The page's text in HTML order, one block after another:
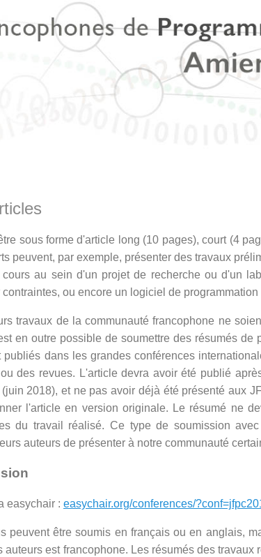
sous forme d'article long (10 pages), court (4
peuvent, par exemple, présenter des travaux
au sein d'un projet de recherche ou d'un
ou encore un logiciel de programmation
travaux de la communauté francophone ne
en outre possible de soumettre des résumés de
dans les grandes conférences
des revues. L'article devra avoir été publié
2018), et ne pas avoir déjà été présenté aux
l'article en version originale. Le résumé ne
du travail réalisé. Ce type de soumission
auteurs de présenter à notre communauté
easychair : easychair.org/conferences/
peuvent être soumis en français ou en anglais,
auteurs est francophone. Les résumés des travaux